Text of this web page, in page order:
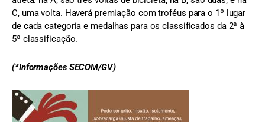
C, uma volta. Haverá premiação com troféus para o 1º lugar
de cada categoria e medalhas para os classificados da 2ª à
5ª classificação.
(*Informações SECOM/GV)